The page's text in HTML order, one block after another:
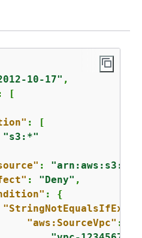
10-17" ,
[
: [
"s3:*"
:
: "Deny" ,
: {
"aws:SourceVpc" : [